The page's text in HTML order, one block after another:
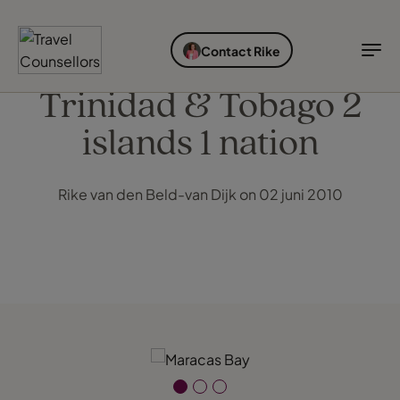
Ontdek bestemmingen
ONTDEK BESTEMMINGEN
Bestemmingen
SOORTEN VAKANTIES
Soorten vakanties
Ideale reistijd
IDEALE REISTIJD
Ideale reistijd
INSPIRATIE
TC Reisroutes
Contact Rike
Trinidad & Tobago 2
islands 1 nation
Rike van den Beld-van Dijk on 02 juni 2010